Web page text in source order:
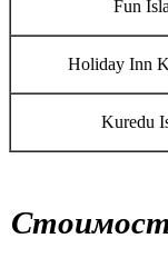
Fun
Holiday Inn
Kuredu